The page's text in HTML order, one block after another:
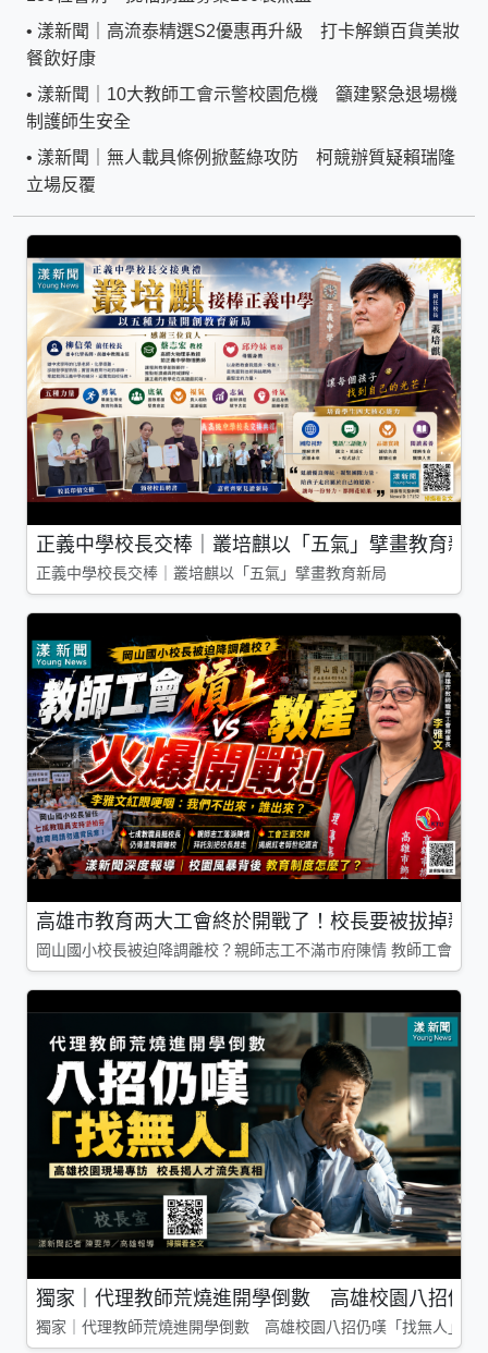
• 漾新聞｜高流泰精選S2優惠再升級 打卡解鎖百貨美妝
餐飲好康
• 漾新聞｜10大教師工會示警校園危機 籲建緊急退場機
制護師生安全
• 漾新聞｜無人載具條例掀藍綠攻防 柯競辦質疑賴瑞隆
立場反覆
正義中學校長交棒｜叢培麒以「五氣」擘畫教育新局
正義中學校長交棒｜叢培麒以「五氣」擘畫教育新局
高雄市教育两大工會終於開戰了！校長要被拔掉親
岡山國小校長被迫降調離校？親師志工不滿市府陳情 教師工會槓
獨家｜代理教師荒燒進開學倒數 高雄校園八招仍
獨家｜代理教師荒燒進開學倒數 高雄校園八招仍嘆「找無人」